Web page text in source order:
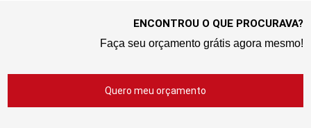
ENCONTROU O QUE PROCURAVA?
Faça seu orçamento grátis agora mesmo!
Quero meu orçamento